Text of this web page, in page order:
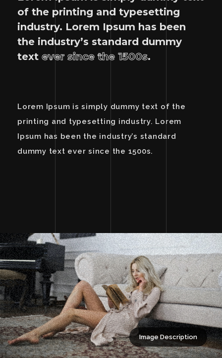
of the printing and typesetting
industry. Lorem Ipsum has been
the industry’s standard dummy
text ever since the 1500s.
Lorem Ipsum is simply dummy text of the
printing and typesetting industry. Lorem
Ipsum has been the industry’s standard
dummy text ever since the 1500s.
Image Description